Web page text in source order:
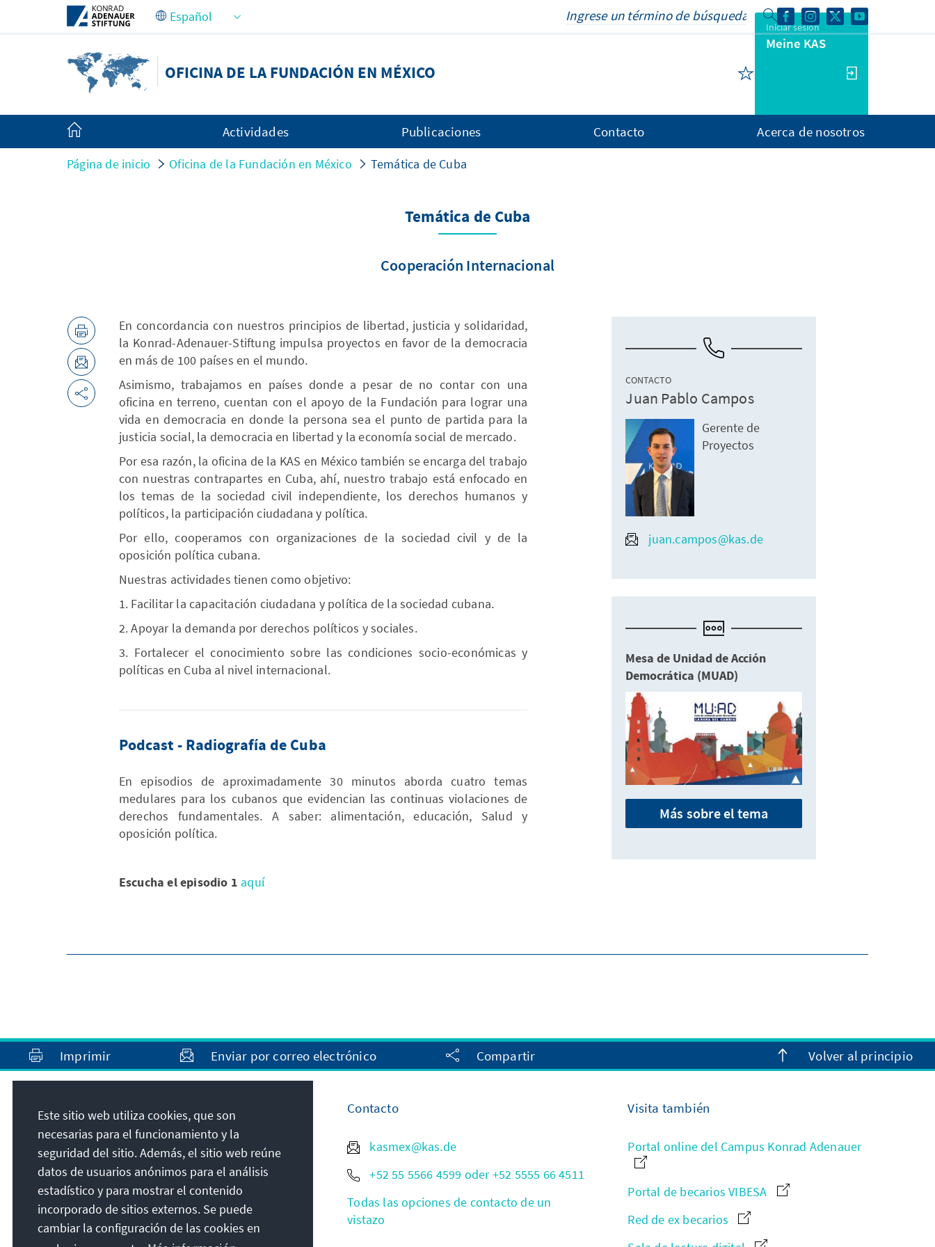
Saltar al contenido principal
OFICINA DE LA FUNDACIÓN EN MÉXICO
Iniciar sesión
Meine KAS
Actividades Publicaciones Contacto Acerca de nosotros
Página de inicio Oficina de la Fundación en México Temática de Cuba
Temática de Cuba
Cooperación Internacional
En concordancia con nuestros principios de libertad, justicia y solidaridad,
la Konrad-Adenauer-Stiftung impulsa proyectos en favor de la democracia
en más de 100 países en el mundo.
Asimismo, trabajamos en países donde a pesar de no contar con una
oficina en terreno, cuentan con el apoyo de la Fundación para lograr una
vida en democracia en donde la persona sea el punto de partida para la
justicia social, la democracia en libertad y la economía social de mercado.
Por esa razón, la oficina de la KAS en México también se encarga del trabajo
con nuestras contrapartes en Cuba, ahí, nuestro trabajo está enfocado en
los temas de la sociedad civil independiente, los derechos humanos y
políticos, la participación ciudadana y política.
Por ello, cooperamos con organizaciones de la sociedad civil y de la
oposición política cubana.
Nuestras actividades tienen como objetivo:
1. Facilitar la capacitación ciudadana y política de la sociedad cubana.
2. Apoyar la demanda por derechos políticos y sociales.
3. Fortalecer el conocimiento sobre las condiciones socio-económicas y
políticas en Cuba al nivel internacional.
Podcast - Radiografía de Cuba
En episodios de aproximadamente 30 minutos aborda cuatro temas
medulares para los cubanos que evidencian las continuas violaciones de
derechos fundamentales. A saber: alimentación, educación, Salud y
oposición política.
Escucha el episodio 1 aquí
CONTACTO
Juan Pablo Campos
Gerente de
Proyectos
juan.campos@kas.de
Mesa de Unidad de Acción
Democrática (MUAD)
Más sobre el tema
Imprimir Enviar por correo electrónico Compartir Volver al principio
Dirección
Konrad-Adenauer-Stiftung e.V.
Oficina de la Fundación México
Río Guadiana No. 3, Col. Cuauhtémoc
C.P. 06500Ciudad de México
México
Contacto
kasmex@kas.de
+52 55 5566 4599 oder +52 5555 66 4511
Todas las opciones de contacto de un
vistazo
Visita también
Portal online del Campus Konrad Adenauer
Portal de becarios VIBESA
Red de ex becarios
Este sitio web utiliza cookies, que son
necesarias para el funcionamiento y la
seguridad del sitio. Además, el sitio web reúne
datos de usuarios anónimos para el análisis
estadístico y para mostrar el contenido
incorporado de sitios externos. Se puede
cambiar la configuración de las cookies en